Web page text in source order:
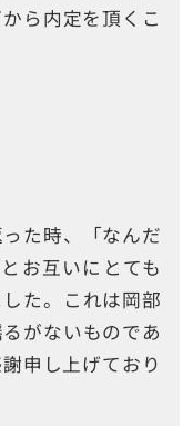
ら内定を頂くこ
た時、「なんだ
お互いにとても
た。これは岡部
がないものであ
申し上げており